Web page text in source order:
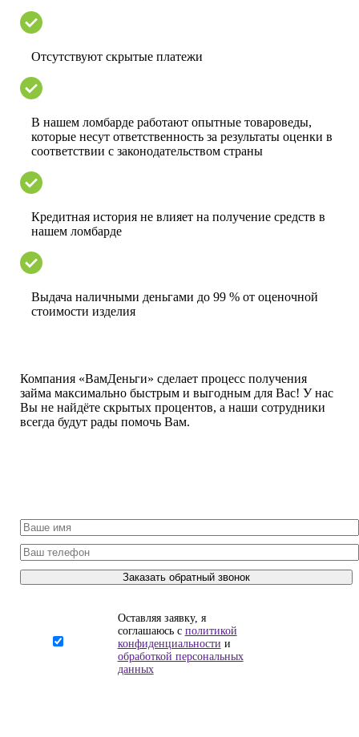
Отсутствуют скрытые платежи
В нашем ломбарде работают опытные товароведы,
которые несут ответственность за результаты оценки в
соответствии с законодательством страны
Кредитная история не влияет на получение средств в
нашем ломбарде
Выдача наличными деньгами до 99 % от оценочной
стоимости изделия
Компания «ВамДеньги» сделает процесс получения
займа максимально быстрым и выгодным для Вас! У нас
Вы не найдёте скрытых процентов, а наши сотрудники
всегда будут рады помочь Вам.
Заказать обратный звонок
Оставляя заявку, я
соглашаюсь с политикой
конфиденциальности и
обработкой персональных
данных